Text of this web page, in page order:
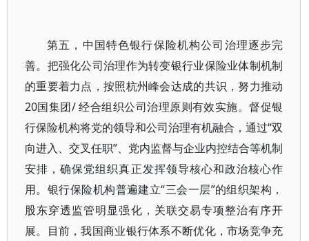
第五，中国特色银行保险机构公司治理逐步完
善。把强化公司治理作为转变银行业保险业体制机制
的重要着力点，按照杭州峰会达成的共识，努力推动
20国集团/ 经合组织公司治理原则有效实施。督促银
行保险机构将党的领导和公司治理有机融合，通过“双
向进入、交叉任职”、党内监督与企业内控结合等机制
安排，确保党组织真正发挥领导核心和政治核心作
用。银行保险机构普遍建立“三会一层”的组织架构，
股东穿透监管明显强化，关联交易专项整治有序开
展。目前，我国商业银行体系不断优化，市场竞争充